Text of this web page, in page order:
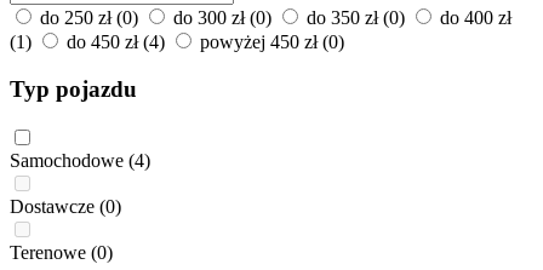
do 250 zł (0) do 300 zł (0) do 350 zł (0)
do 400 zł
(1)
do 450 zł (4) powyżej 450 zł (0)
Typ pojazdu
Samochodowe (4)
Dostawcze (0)
Terenowe (0)